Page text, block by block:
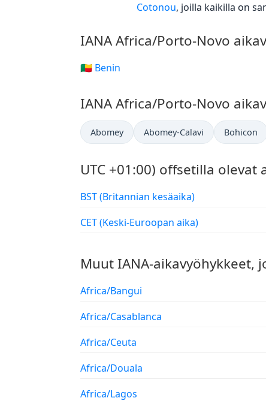
Cotonou, joilla kaikilla on
IANA Africa/Porto-Novo
🇧🇯 Benin
IANA Africa/Porto-Novo
Abomey Abomey-Calavi Bohicon
UTC +01:00) offsetilla olevat
BST (Britannian kesäaika)
CET (Keski-Euroopan aika)
Muut IANA-aikavyöhykkeet,
Africa/Bangui
Africa/Casablanca
Africa/Ceuta
Africa/Douala
Africa/Lagos